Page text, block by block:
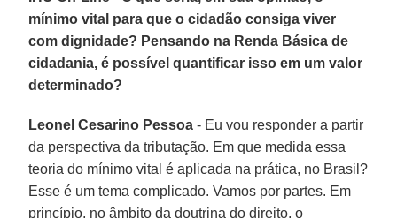
mínimo vital para que o cidadão consiga viver
com dignidade? Pensando na Renda Básica de
cidadania, é possível quantificar isso em um valor
determinado?
Leonel Cesarino Pessoa - Eu vou responder a partir
da perspectiva da tributação. Em que medida essa
teoria do mínimo vital é aplicada na prática, no Brasil?
Esse é um tema complicado. Vamos por partes. Em
princípio, no âmbito da doutrina do direito, o